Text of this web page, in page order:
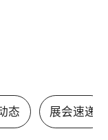
态 展会速递